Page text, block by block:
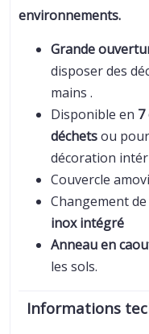
environnements.
Grande
disposer des
mains .
Disponible en 7
déchetsou
décoration
Couvercle
Changement
inox intégré
Anneau en
les sols.
Informations